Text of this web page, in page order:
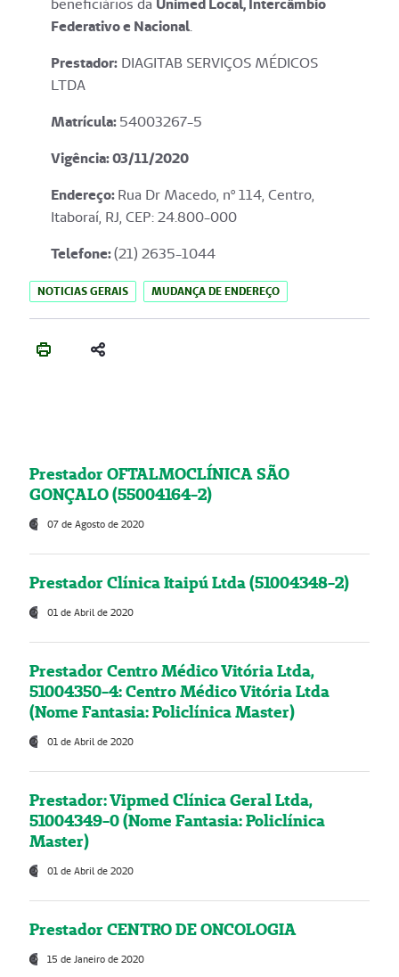
beneficiários da Unimed Local, Intercâmbio
Federativo e Nacional.
Prestador: DIAGITAB SERVIÇOS MÉDICOS
LTDA
Matrícula:54003267-5
Vigência: 03/11/2020
Endereço:Rua Dr Macedo, nº 114, Centro,
Itaboraí, RJ, CEP: 24.800-000
Telefone:(21) 2635-1044
NOTICIAS GERAIS MUDANÇA DE ENDEREÇO
Prestador OFTALMOCLÍNICA SÃO
GONÇALO (55004164-2)
07 de Agosto de 2020
Prestador Clínica Itaipú Ltda (51004348-2)
01 de Abril de 2020
Prestador Centro Médico Vitória Ltda,
51004350-4: Centro Médico Vitória Ltda
(Nome Fantasia: Policlínica Master)
01 de Abril de 2020
Prestador: Vipmed Clínica Geral Ltda,
51004349-0 (Nome Fantasia: Policlínica
Master)
01 de Abril de 2020
Prestador CENTRO DE ONCOLOGIA
15 de Janeiro de 2020